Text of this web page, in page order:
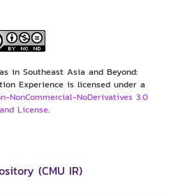
in Southeast Asia and Beyond:
Experience is licensed under a
NonCommercial-NoDerivatives 3.0
License.
(CMU IR)